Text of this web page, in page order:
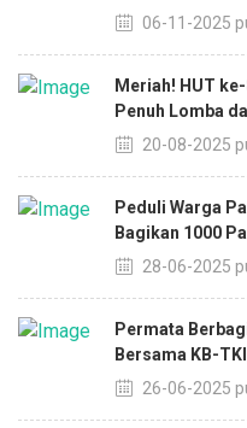
06-11-2025
Meriah! HUT
Penuh Lomba
20-08-2025
Peduli Warga
Bagikan 1000
28-06-2025
Permata
Bersama KB-
26-06-2025